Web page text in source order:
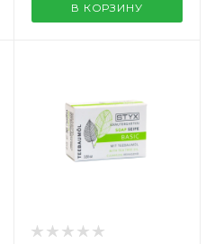
В КОРЗИНУ